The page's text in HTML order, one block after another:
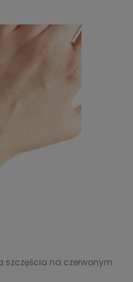
szczęścia na czerwonym